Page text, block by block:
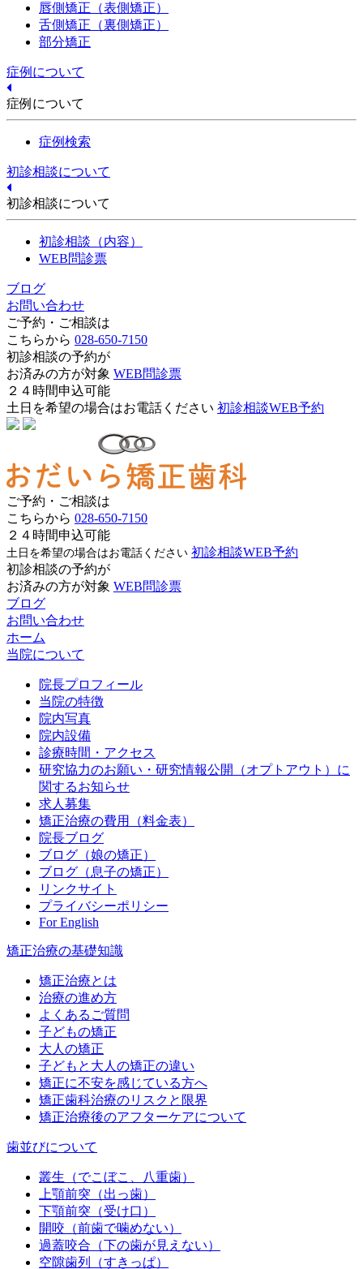
唇側矯正（表側矯正）
舌側矯正（裏側矯正）
部分矯正
症例について
症例について
症例検索
初診相談について
初診相談について
初診相談（内容）
WEB問診票
ブログ
お問い合わせ
ご予約・ご相談は
こちらから 028-650-7150
初診相談の予約が
お済みの方が対象 WEB問診票
２４時間申込可能
土日を希望の場合はお電話ください 初診相談WEB予約
ご予約・ご相談は
こちらから 028-650-7150
２４時間申込可能
土日を希望の場合はお電話ください 初診相談WEB予約
初診相談の予約が
お済みの方が対象 WEB問診票
ブログ
お問い合わせ
ホーム
当院について
院長プロフィール
当院の特徴
院内写真
院内設備
診療時間・アクセス
研究協力のお願い・研究情報公開（オプトアウト）に
関するお知らせ
求人募集
矯正治療の費用（料金表）
院長ブログ
ブログ（娘の矯正）
ブログ（息子の矯正）
リンクサイト
プライバシーポリシー
For English
矯正治療の基礎知識
矯正治療とは
治療の進め方
よくあるご質問
子どもの矯正
大人の矯正
子どもと大人の矯正の違い
矯正に不安を感じている方へ
矯正歯科治療のリスクと限界
矯正治療後のアフターケアについて
歯並びについて
叢生（でこぼこ、八重歯）
上顎前突（出っ歯）
下顎前突（受け口）
開咬（前歯で噛めない）
過蓋咬合（下の歯が見えない）
空隙歯列（すきっぱ）